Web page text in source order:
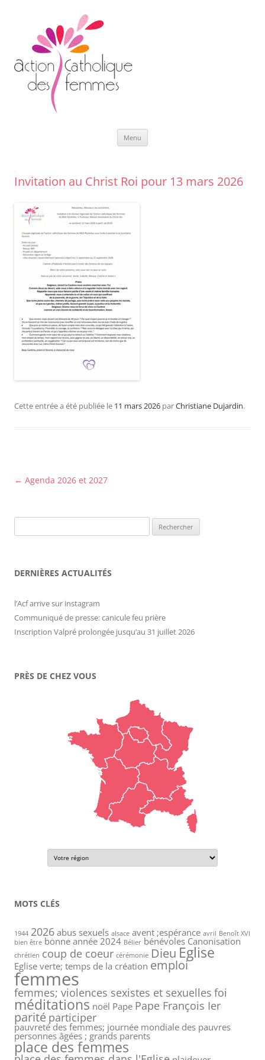
Menu
Invitation au Christ Roi pour 13 mars 2026
Cette entrée a été publiée le 11 mars 2026 parChristiane Dujardin.
Navigation
← Agenda 2026 et 2027
DERNIÈRES ACTUALITÉS
l’Acf arrive sur instagram
Communiqué de presse: canicule feu prière
Inscription Valpré prolongée jusqu’au 31 juillet 2026
PRÈS DE CHEZ VOUS
MOTS CLÉS
1944 2026 abus sexuels alsace avent ;espérance avril Benoît XVI
bien être bonne année 2024 Bélier bénévoles Canonisation
chrétien coup de coeur cérémonie Dieu Eglise
Eglise verte; temps de la création emploi
femmes
femmes; violences sexistes et sexuelles foi
méditations noël Pape Pape François Ier
parité participer
pauvreté des femmes; journée mondiale des pauvres
personnes âgées ; grands parents
place des femmes